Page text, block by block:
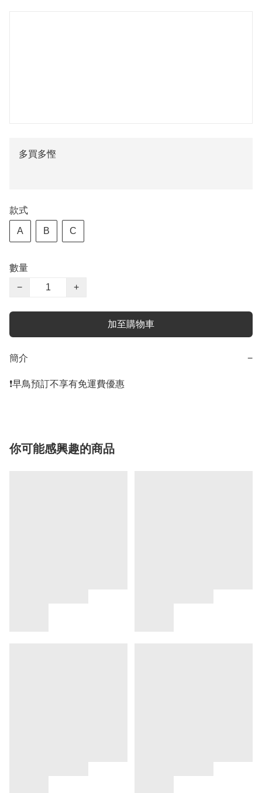
多買多慳
款式
A B C
數量
−
+
加至購物車
簡介 −
❗️早鳥預訂不享有免運費優惠
你可能感興趣的商品